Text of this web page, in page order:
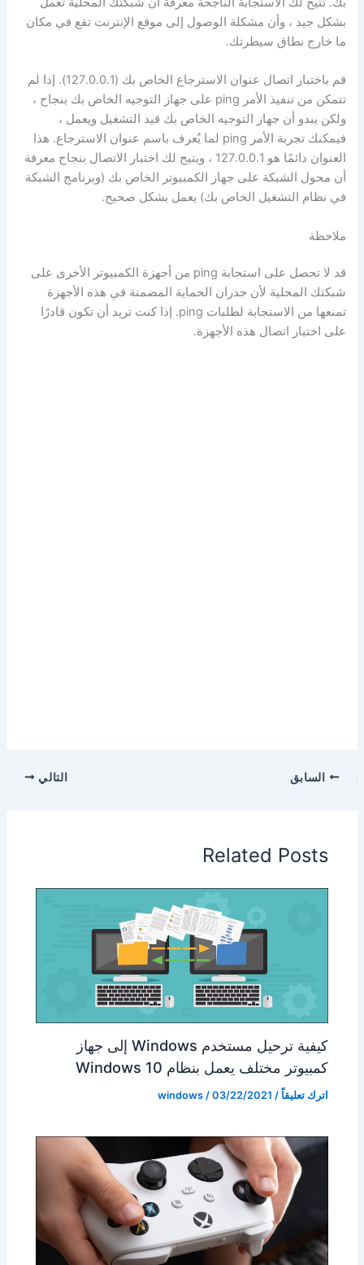
بشكل جيد ، وأن مشكلة الوصول إلى موقع الإنترنت تقع في مكان
ما خارج نطاق سيطرتك.
قم باختبار اتصال عنوان الاسترجاع الخاص بك (127.0.0.1). إذا لم
تتمكن من تنفيذ الأمر ping على جهاز التوجيه الخاص بك بنجاح ،
ولكن يبدو أن جهاز التوجيه الخاص بك قيد التشغيل ويعمل ،
فيمكنك تجربة الأمر ping لما يُعرف باسم عنوان الاسترجاع. هذا
العنوان دائمًا هو 127.0.0.1 ، ويتيح لك اختبار الاتصال بنجاح معرفة
أن محول الشبكة على جهاز الكمبيوتر الخاص بك (وبرنامج الشبكة
في نظام التشغيل الخاص بك) يعمل بشكل صحيح.
ملاحظة
قد لا تحصل على استجابة ping من أجهزة الكمبيوتر الأخرى على
شبكتك المحلية لأن جدران الحماية المضمنة في هذه الأجهزة
تمنعها من الاستجابة لطلبات ping. إذا كنت تريد أن تكون قادرًا
على اختبار اتصال هذه الأجهزة.
السابق التالي
Related Posts
كيفية ترحيل مستخدم Windows إلى جهاز
كمبيوتر مختلف يعمل بنظام Windows 10
اترك تعليقاً /
windows/ 03/22/2021